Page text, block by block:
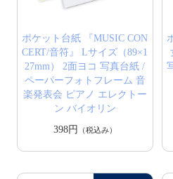
ポケット台紙 『MUSIC CON
CERT/音符』 Lサイズ（89×1
27mm） 2面ヨコ 写真台紙 /
ペーパーフォトフレーム 音
楽発表会 ピアノ エレクトー
ン バイオリン
398円
（税込み）